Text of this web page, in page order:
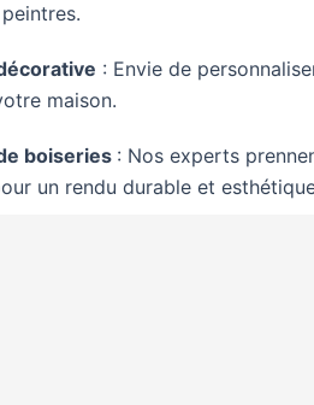
: Envie de
maison.
boiseries : Nos experts
un rendu durable et